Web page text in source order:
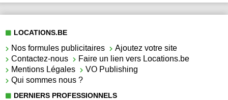
LOCATIONS.BE
Nos formules publicitaires
Ajoutez votre site
Contactez-nous
Faire un lien vers Locations.be
Mentions Légales
VO Publishing
Qui sommes nous ?
DERNIERS PROFESSIONNELS